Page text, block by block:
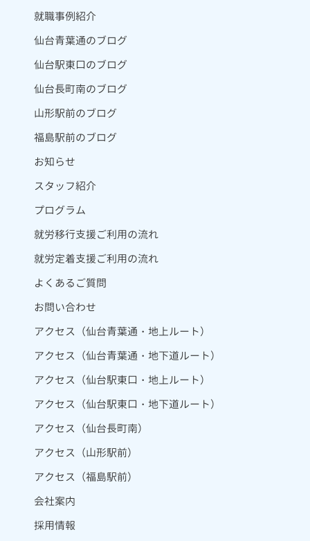
就職事例紹介
仙台青葉通のブログ
仙台駅東口のブログ
仙台長町南のブログ
山形駅前のブログ
福島駅前のブログ
お知らせ
スタッフ紹介
プログラム
就労移行支援ご利用の流れ
就労定着支援ご利用の流れ
よくあるご質問
お問い合わせ
アクセス（仙台青葉通・地上ルート）
アクセス（仙台青葉通・地下道ルート）
アクセス（仙台駅東口・地上ルート）
アクセス（仙台駅東口・地下道ルート）
アクセス（仙台長町南）
アクセス（山形駅前）
アクセス（福島駅前）
会社案内
採用情報